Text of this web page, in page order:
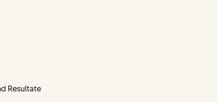
Resultate